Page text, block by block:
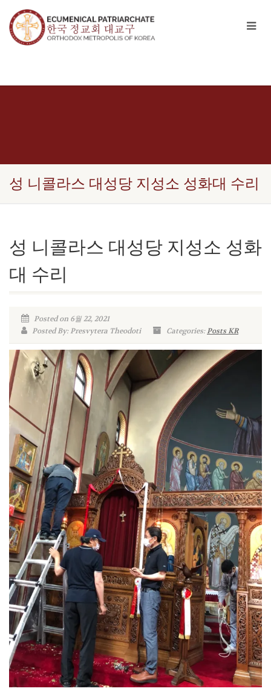
성 니콜라스 대성당 지성소 성화대 수리
성 니콜라스 대성당 지성소 성화
대 수리
Posted on 6월 22, 2021
Posted By: Presvytera Theodoti
Categories:Posts KR